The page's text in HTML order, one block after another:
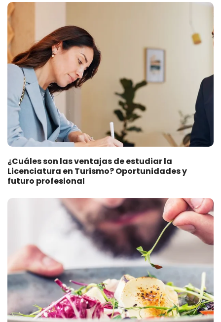
¿Cuáles son las ventajas de estudiar la
Licenciatura en Turismo? Oportunidades y
futuro profesional